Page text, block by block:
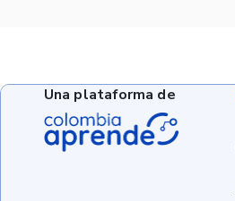
Una plataforma de